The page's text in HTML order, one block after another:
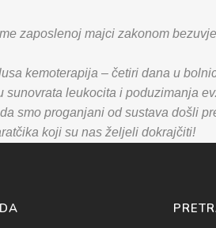
zaposlenoj majci zakonom
kemoterapija – četiri dana u
leukocita i poduzimanja
smo proganjani od sustava došli
koji su nas željeli dokrajčiti!